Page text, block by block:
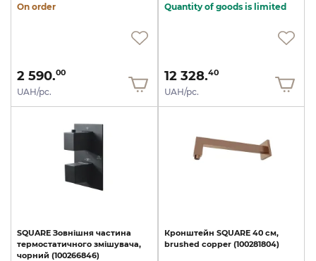
On order
2 590.00
UAH/pc.
Quantity of goods is limited
12 328.40
UAH/pc.
SQUARE Зовнішня частина
термостатичного змішувача,
чорний (100266846)
Кронштейн SQUARE 40 см,
brushed copper (100281804)